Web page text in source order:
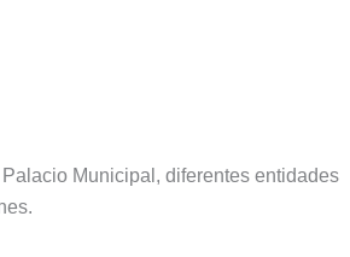
Municipal, diferentes entidades